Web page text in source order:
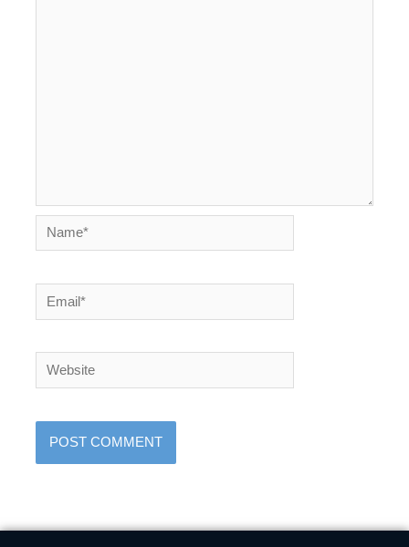
Name*
Email*
Website